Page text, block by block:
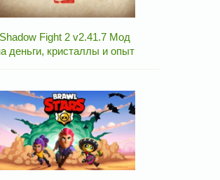
Shadow Fight 2 v2.41.7 Мод
деньги, кристаллы и опыт